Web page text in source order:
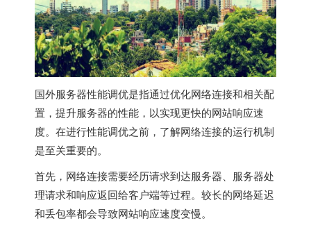
国外服务器性能调优是指通过优化网络连接和相关配
置，提升服务器的性能，以实现更快的网站响应速
度。在进行性能调优之前，了解网络连接的运行机制
是至关重要的。
首先，网络连接需要经历请求到达服务器、服务器处
理请求和响应返回给客户端等过程。较长的网络延迟
和丢包率都会导致网站响应速度变慢。